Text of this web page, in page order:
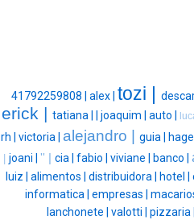
41792259808 | alex | tozi |
erick | tatiana | joaquim | auto |
rh | victoria | alejandro | guia |
joani | '' | cia | fabio | viviane | banco |
luiz | alimentos | distribuidora | hotel |
informatica | empresas |
lanchonete | valotti | pizzaria |